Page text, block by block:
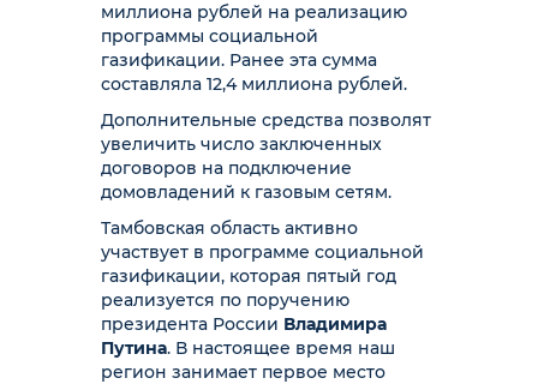
миллиона рублей на реализацию
программы социальной
газификации. Ранее эта сумма
составляла 12,4 миллиона рублей.
Дополнительные средства позволят
увеличить число заключенных
договоров на подключение
домовладений к газовым сетям.
Тамбовская область активно
участвует в программе социальной
газификации, которая пятый год
реализуется по поручению
президента России Владимира
Путина. В настоящее время наш
регион занимает первое место